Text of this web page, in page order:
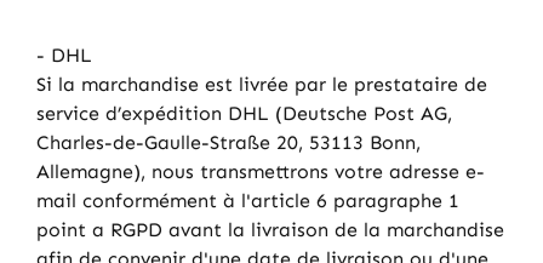
- DHL
Si la marchandise est livrée par le prestataire de
service d’expédition DHL (Deutsche Post AG,
Charles-de-Gaulle-Straße 20, 53113 Bonn,
Allemagne), nous transmettrons votre adresse e-
mail conformément à l'article 6 paragraphe 1
point a RGPD avant la livraison de la marchandise